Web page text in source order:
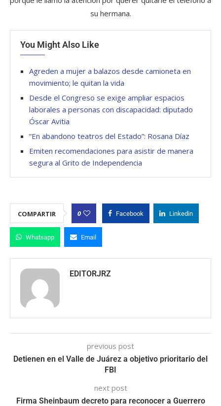
su hermana.
You Might Also Like
Agreden a mujer a balazos desde camioneta en
movimiento; le quitan la vida
Desde el Congreso se exige ampliar espacios
laborales a personas con discapacidad: diputado
Óscar Avitia
“En abandono teatros del Estado”: Rosana Díaz
Emiten recomendaciones para asistir de manera
segura al Grito de Independencia
COMPARTIR 0 Facebook Linkedin
Whatsapp Email
EDITORJRZ
previous post
Detienen en el Valle de Juárez a objetivo prioritario del
FBI
next post
Firma Sheinbaum decreto para reconocer a Guerrero